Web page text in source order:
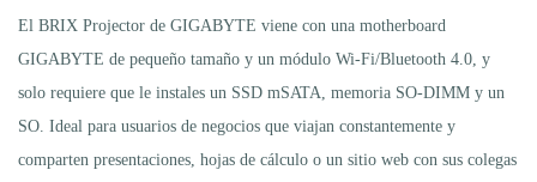
El BRIX Projector de GIGABYTE viene con una motherboard
GIGABYTE de pequeño tamaño y un módulo Wi-Fi/Bluetooth 4.0, y
solo requiere que le instales un SSD mSATA, memoria SO-DIMM y un
SO. Ideal para usuarios de negocios que viajan constantemente y
comparten presentaciones, hojas de cálculo o un sitio web con sus colegas